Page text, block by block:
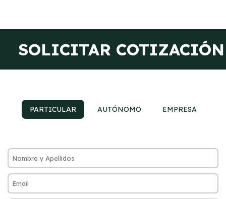
SOLICITAR COTIZACIÓN
PARTICULAR AUTÓNOMO EMPRESA